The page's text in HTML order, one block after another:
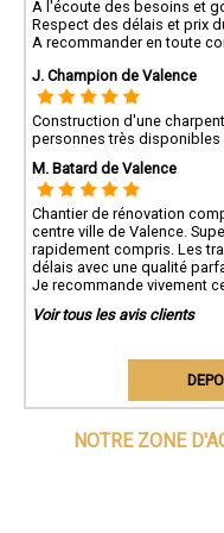
A l'écoute des besoins et
Respect des délais et prix
A recommander en toute
J. Champion de Valence
Construction d'une
personnes très
M. Batard de Valence
Chantier de rénovation
centre ville de Valence.
rapidement compris. Les
délais avec une qualité
Je recommande vivement
Voir tous les avis clients
NOTRE ZONE